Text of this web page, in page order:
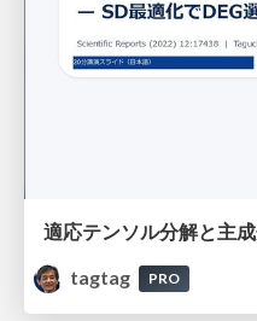
tagtag
PRO